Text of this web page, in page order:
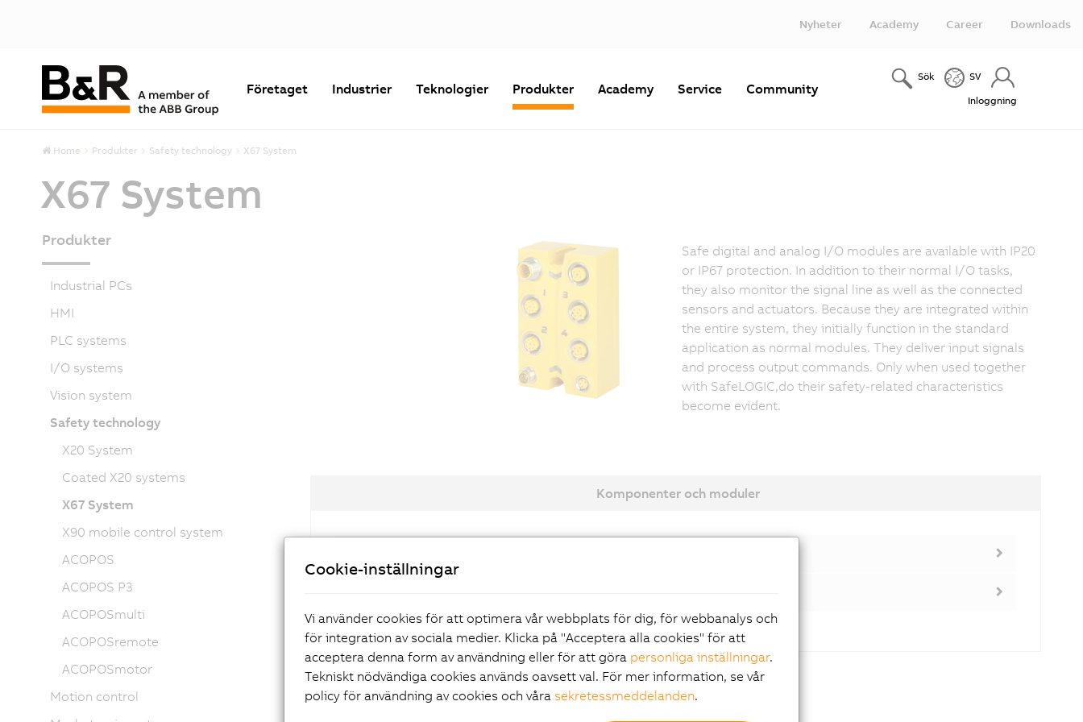
Nyheter Academy Career Downloads
Företaget Industrier Teknologier Produkter Academy Service Community
Sök SV
Inloggning
Home Produkter Safety technology X67 System
X67 System
Safe digital and analog I/O modules are available with IP20
or IP67 protection. In addition to their normal I/O tasks,
they also monitor the signal line as well as the connected
sensors and actuators. Because they are integrated within
the entire system, they initially function in the standard
application as normal modules. They deliver input signals
and process output commands. Only when used together
with SafeLOGIC,do their safety-related characteristics
become evident.
Komponenter och moduler
Produkter
Industrial PCs
HMI
PLC systems
I/O systems
Vision system
Safety technology
X20 System
Coated X20 systems
X67 System
X90 mobile control system
ACOPOS
ACOPOS P3
ACOPOSmulti
ACOPOSremote
ACOPOSmotor
Motion control
Cookie-inställningar
Vi använder cookies för att optimera vår webbplats för dig, för webbanalys och
för integration av sociala medier. Klicka på "Acceptera alla cookies" för att
acceptera denna form av användning eller för att göra personliga inställningar.
Tekniskt nödvändiga cookies används oavsett val. För mer information, se vår
policy för användning av cookies och våra sekretessmeddelanden.